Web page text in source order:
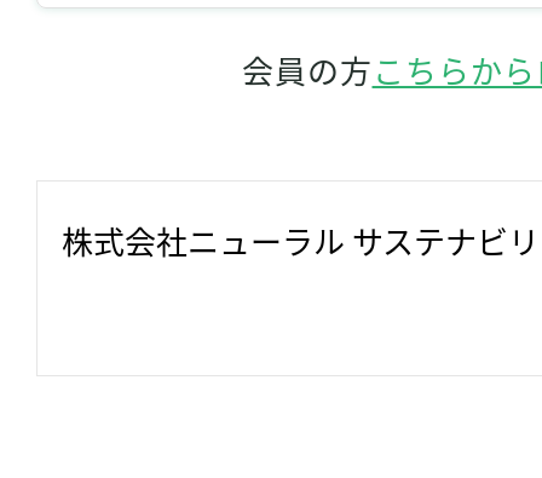
会員の方こちらか
株式会社ニューラル サステナビ